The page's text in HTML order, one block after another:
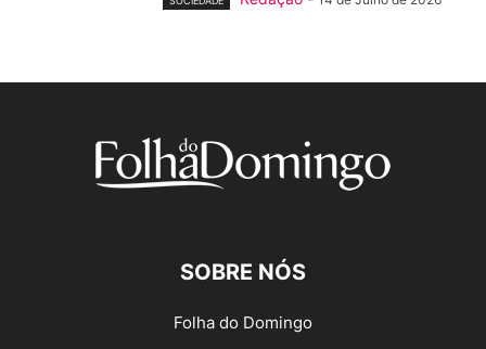
SOBRE NÓS
Folha do Domingo